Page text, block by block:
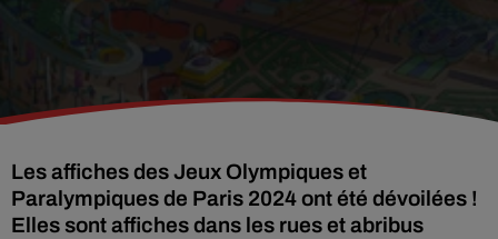
Les affiches des Jeux Olympiques et
Paralympiques de Paris 2024 ont été dévoilées !
Elles sont affiches dans les rues et abribus